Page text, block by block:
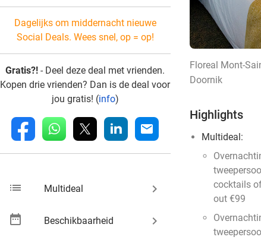
Dagelijks om middernacht nieuwe
Social Deals. Wees snel, op = op!
Gratis?! - Deel deze deal met vrienden.
Kopen drie vrienden? Dan is de deal voor
jou gratis! (info)
fb whatsapp linkedin mail
list Multideal keyboard_arrow_right
date_range Beschikbaarheid keyboard_arrow_right
Floreal Mont-
Doornik
Highlights
Multideal:
cocktails
out €99